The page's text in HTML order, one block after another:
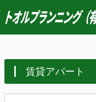
賃貸アパート